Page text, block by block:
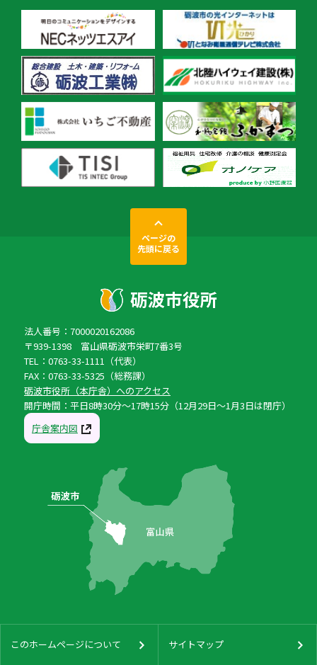
ページの
先頭に戻る
法人番号：7000020162086
〒939-1398 富山県砺波市栄町7番3号
TEL：0763-33-1111（代表）
FAX：0763-33-5325（総務課）
砺波市役所（本庁舎）へのアクセス
開庁時間：平日8時30分〜17時15分（12月29日〜1月3日は閉庁）
庁舎案内図
このホームページについて サイトマップ